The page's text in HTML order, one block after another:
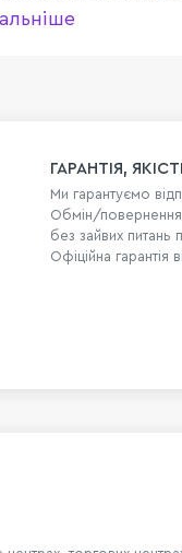
ГАРАНТІЯ,
Ми гарантуємо
Обмін/повернення
без зайвих питань
Офіційна гарантія